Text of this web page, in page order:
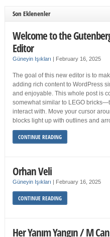
Son Eklenenler
Welcome to the
Editor
Güneyin Işıkları | February 16, 2025
The goal of this new editor is to
adding rich content to WordPress
and enjoyable. This whole post is
somewhat similar to LEGO
interact with. Move your cursor
blocks light up with outlines and
CONTINUE READING
Orhan Veli
Güneyin Işıkları | February 16, 2025
CONTINUE READING
Her Yanım Yangın / M